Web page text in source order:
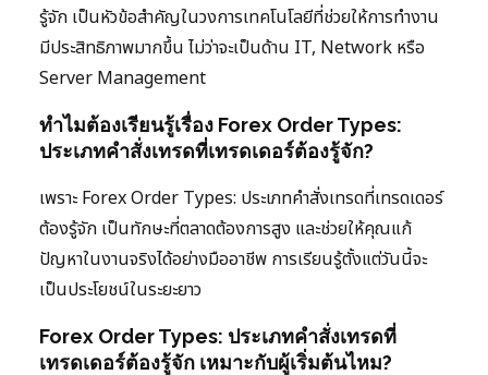
รู้จัก เป็นหัวข้อสำคัญในวงการเทคโนโลยีที่ช่วยให้การทำงาน
มีประสิทธิภาพมากขึ้น ไม่ว่าจะเป็นด้าน IT, Network หรือ
Server Management
ทำไมต้องเรียนรู้เรื่อง Forex Order Types:
ประเภทคำสั่งเทรดที่เทรดเดอร์ต้องรู้จัก?
เพราะ Forex Order Types: ประเภทคำสั่งเทรดที่เทรดเดอร์
ต้องรู้จัก เป็นทักษะที่ตลาดต้องการสูง และช่วยให้คุณแก้
ปัญหาในงานจริงได้อย่างมืออาชีพ การเรียนรู้ตั้งแต่วันนี้จะ
เป็นประโยชน์ในระยะยาว
Forex Order Types: ประเภทคำสั่งเทรดที่
เทรดเดอร์ต้องรู้จัก เหมาะกับผู้เริ่มต้นไหม?